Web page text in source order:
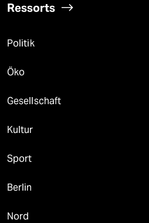
Ressorts
Politik
Öko
Gesellschaft
Kultur
Sport
Berlin
Nord